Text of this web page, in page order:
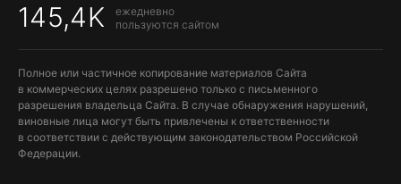
145,4K
ежедневно
пользуются сайтом
Полное или частичное копирование материалов Сайта
в коммерческих целях разрешено только с письменного
разрешения владельца Сайта. В случае обнаружения нарушений,
виновные лица могут быть привлечены к ответственности
в соответствии с действующим законодательством Российской
Федерации.